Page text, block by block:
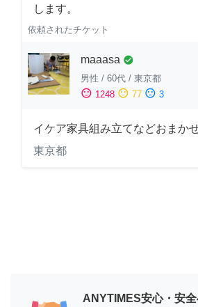
します。
依頼されたチケット
maaasa check_circle
男性 / 60代 / 東京都
sentiment_satisfied 1248 sentiment_neutral 77 sentiment_dissatisfied 3
イケア家具組み立てなどおまか
東京都
ANYTIMES安心・安